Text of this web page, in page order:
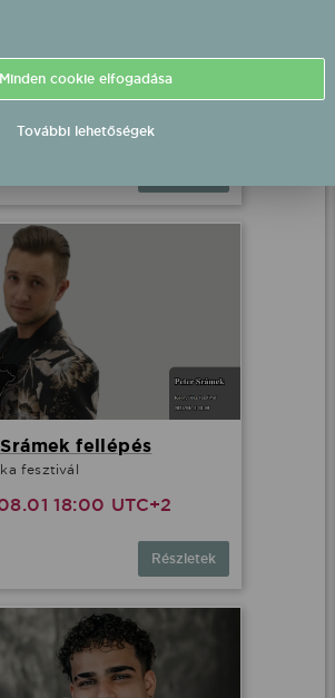
fellépés
közösségi színtér
18:00 UTC+2
fellépés
fesztivál
18:00 UTC+2
Részletek
Minden cookie elfogadása
További lehetőségek